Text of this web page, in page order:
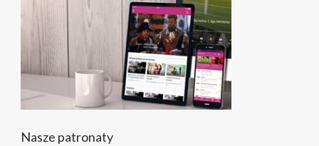
Nasze patronaty